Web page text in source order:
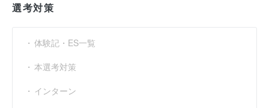
売上伸び率
選考対策
体験記・ES一覧
本選考対策
インターン